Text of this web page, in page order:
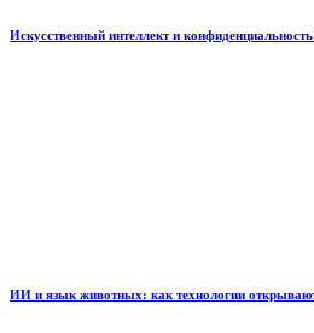
Искусственный интеллект и
ИИ и язык животных: как технологии